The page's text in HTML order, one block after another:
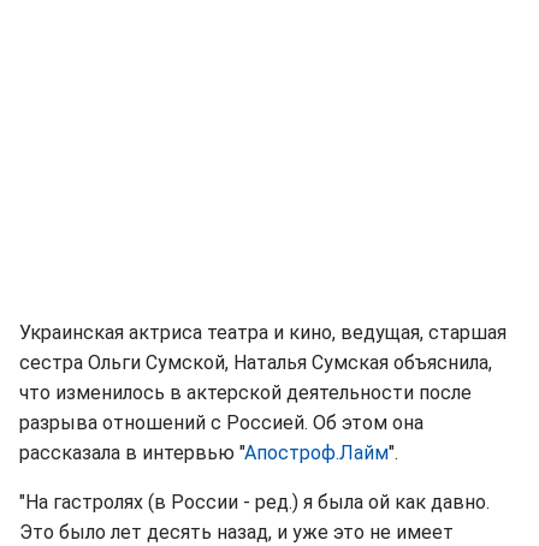
Украинская актриса театра и кино, ведущая, старшая
сестра Ольги Сумской, Наталья Сумская объяснила,
что изменилось в актерской деятельности после
разрыва отношений с Россией. Об этом она
рассказала в интервью "Апостроф.Лайм".
"На гастролях (в России - ред.) я была ой как давно.
Это было лет десять назад, и уже это не имеет